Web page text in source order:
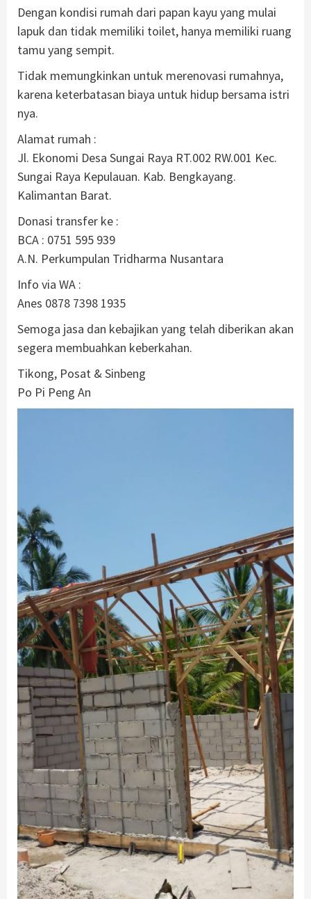
Dengan kondisi rumah dari papan kayu yang mulai
lapuk dan tidak memiliki toilet, hanya memiliki ruang
tamu yang sempit.
Tidak memungkinkan untuk merenovasi rumahnya,
karena keterbatasan biaya untuk hidup bersama istri
nya.
Alamat rumah :
Jl. Ekonomi Desa Sungai Raya RT.002 RW.001 Kec.
Sungai Raya Kepulauan. Kab. Bengkayang.
Kalimantan Barat.
Donasi transfer ke :
BCA : 0751 595 939
A.N. Perkumpulan Tridharma Nusantara
Info via WA :
Anes 0878 7398 1935
Semoga jasa dan kebajikan yang telah diberikan akan
segera membuahkan keberkahan.
Tikong, Posat & Sinbeng
Po Pi Peng An